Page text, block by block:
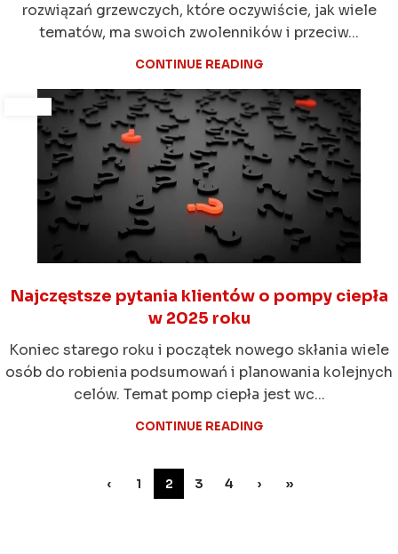
rozwiązań grzewczych, które oczywiście, jak wiele
tematów, ma swoich zwolenników i przeciw...
CONTINUE READING
Najczęstsze pytania klientów o pompy ciepła
w 2025 roku
Koniec starego roku i początek nowego skłania wiele
osób do robienia podsumowań i planowania kolejnych
celów. Temat pomp ciepła jest wc...
CONTINUE READING
‹ 1 2 3 4 › »